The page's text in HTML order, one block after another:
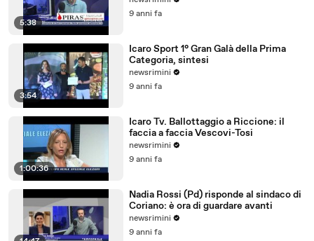
5:38
9 anni fa
3:54
Icaro Sport 1° Gran Galà della Prima
Categoria, sintesi
newsrimini
9 anni fa
1:00:36
Icaro Tv. Ballottaggio a Riccione: il
faccia a faccia Vescovi-Tosi
newsrimini
9 anni fa
Nadia Rossi (Pd) risponde al sindaco di
Coriano: è ora di guardare avanti
newsrimini
9 anni fa